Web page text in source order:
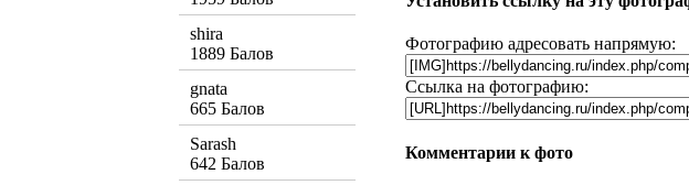
Фотографию адресовать напрямую:
Ссылка на фотографию:
Комментарии к фото
shira
1889 Балов
gnata
665 Балов
Sarash
642 Балов